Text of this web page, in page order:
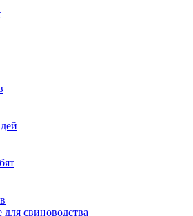
свиноводства